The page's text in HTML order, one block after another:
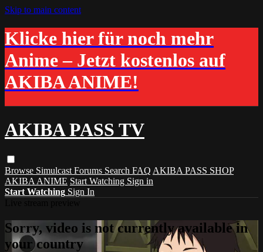
Skip to main content
Klicke hier für noch mehr
Anime – Jetzt kostenlos auf
AKIBA ANIME!
AKIBA PASS TV
Browse Simulcast Forums Search FAQ AKIBA PASS SHOP
AKIBA ANIME Start Watching Sign in
Start Watching Sign In
Sorry, video is not currently available in
your country